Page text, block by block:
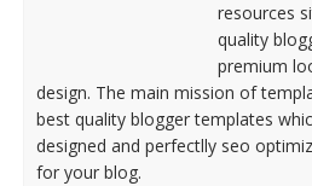
resources
quality
premium
design. The main mission of
best quality blogger templates
designed and perfectlly seo
for your blog.